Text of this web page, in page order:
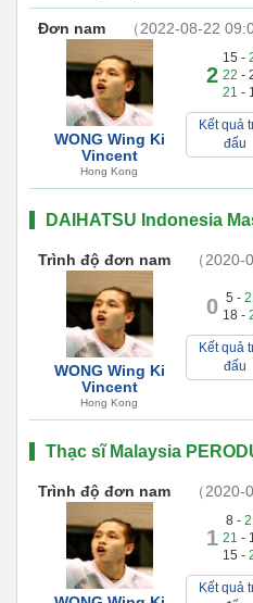
Đơn nam （2022-08-22
WONG Wing Ki
Vincent
Hong Kong
2
15 -
22 -
21 -
Kết quả
đấu
DAIHATSU Indonesia
Trình độ đơn nam （2020-
WONG Wing Ki
Vincent
Hong Kong
0 5 -
18 -
Kết quả
đấu
Thạc sĩ Malaysia
Trình độ đơn nam （2020-
1
8 -
21 -
15 -
Kết quả